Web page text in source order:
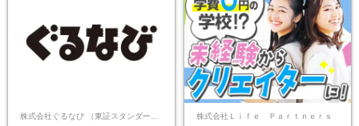
株式会社ぐるなび （東証スタンダード上場） 株式会社Ｌｉｆｅ Ｐａｒｔｎｅｒｓ